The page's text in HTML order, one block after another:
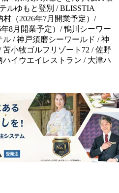
ルゆもと登別 / BLISSTIA
村（2026年7月開業予定）/
8月開業予定）/ 鴨川シーワー
/ 神戸須磨シーワールド / 神
小牧ゴルフリゾート72 / 佐野
イウエイレストラン / 大津ハ